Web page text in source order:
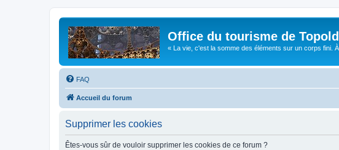
Office du tourisme de
« La vie, c'est la somme des éléments sur un corps fini.
FAQ
Accueil du forum
Supprimer les cookies
Êtes-vous sûr de vouloir supprimer les cookies de ce forum ?